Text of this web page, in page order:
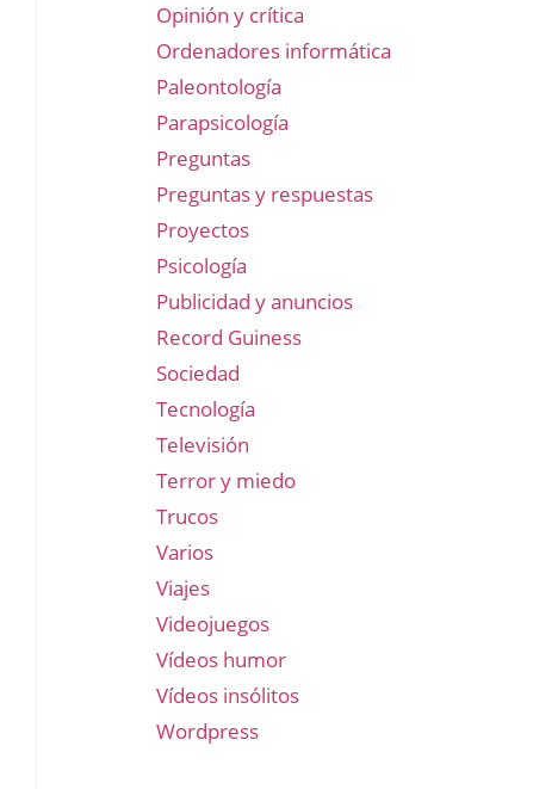
Opinión y crítica
Ordenadores informática
Paleontología
Parapsicología
Preguntas
Preguntas y respuestas
Proyectos
Psicología
Publicidad y anuncios
Record Guiness
Sociedad
Tecnología
Televisión
Terror y miedo
Trucos
Varios
Viajes
Videojuegos
Vídeos humor
Vídeos insólitos
Wordpress